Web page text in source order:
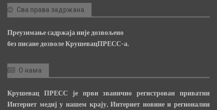
Сва права задржана
Преузимање садржаја није дозвољено
без писане дозволе КрушевацПРЕСС-а.
О нама
Крушевац ПРЕСС је први званично регистрован приватни
Интернет медиј у нашем крају, Интернет новине и регионални